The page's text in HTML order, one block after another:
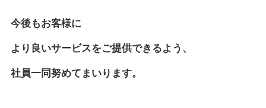
今後もお客様に
より良いサービスをご提供できるよう、
社員一同努めてまいります。